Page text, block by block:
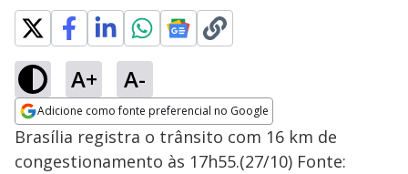
A+ A-
Adicione como fonte preferencial no Google
Opens in new window
Brasília registra o trânsito com 16 km de
congestionamento às 17h55.(27/10) Fonte: